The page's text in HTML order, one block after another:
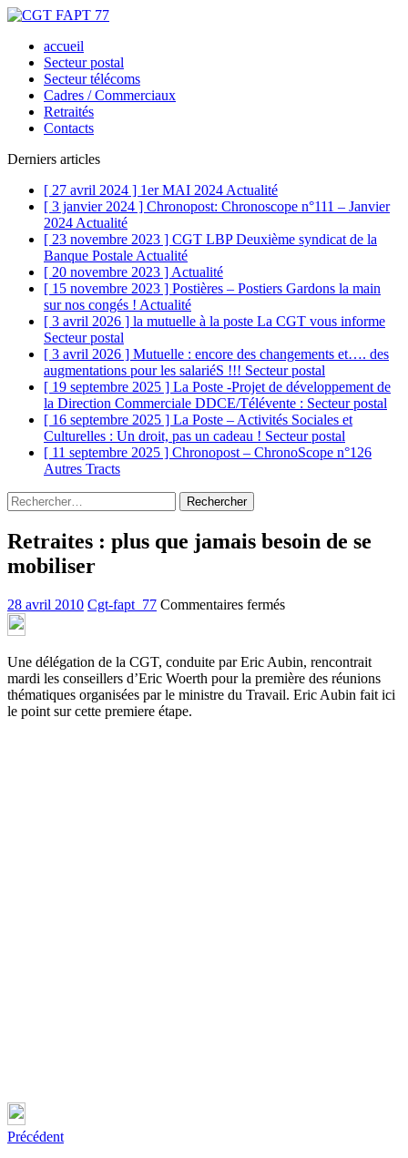
accueil
Secteur postal
Secteur télécoms
Cadres / Commerciaux
Retraités
Contacts
Derniers articles
[ 27 avril 2024 ] 1er MAI 2024 Actualité
[ 3 janvier 2024 ] Chronopost: Chronoscope n°111 – Janvier
2024 Actualité
[ 23 novembre 2023 ] CGT LBP Deuxième syndicat de la
Banque Postale Actualité
[ 20 novembre 2023 ] Actualité
[ 15 novembre 2023 ] Postières – Postiers Gardons la main
sur nos congés ! Actualité
[ 3 avril 2026 ] la mutuelle à la poste La CGT vous informe
Secteur postal
[ 3 avril 2026 ] Mutuelle : encore des changements et…. des
augmentations pour les salariéS !!! Secteur postal
[ 19 septembre 2025 ] La Poste -Projet de développement de
la Direction Commerciale DDCE/Télévente : Secteur postal
[ 16 septembre 2025 ] La Poste – Activités Sociales et
Culturelles : Un droit, pas un cadeau ! Secteur postal
[ 11 septembre 2025 ] Chronopost – ChronoScope n°126
Autres Tracts
Rechercher :
Retraites : plus que jamais besoin de se
mobiliser
28 avril 2010 Cgt-fapt_77 Commentaires ferméssur
que
jamais
besoin
Une délégation de la CGT, conduite par Eric Aubin, rencontrait
mardi les conseillers d’Eric Woerth pour la première des réunions
thématiques organisées par le ministre du Travail. Eric Aubin fait ici
le point sur cette premiere étape.
Précédent